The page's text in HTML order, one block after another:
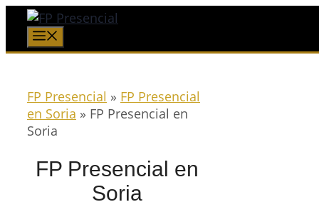
Saltar
contenido
FP Presencial » FP Presencial
en Soria » FP Presencial en
Soria
FP Presencial en
Soria